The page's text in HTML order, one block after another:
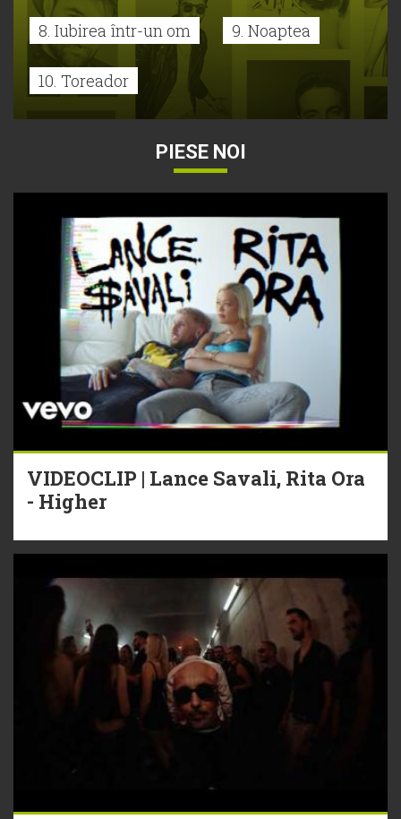
8. Iubirea într-un om 9. Noaptea
10. Toreador
PIESE NOI
VIDEOCLIP | Lance Savali, Rita Ora
- Higher